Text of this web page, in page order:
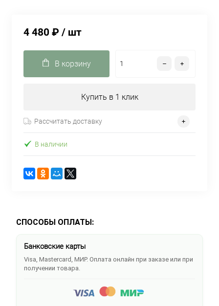
4 480 ₽ / шт
В корзину
Купить в 1 клик
Рассчитать доставку
В наличии
СПОСОБЫ ОПЛАТЫ:
Банковские карты
Visa, Mastercard, МИР. Оплата онлайн при заказе или при
получении товара.